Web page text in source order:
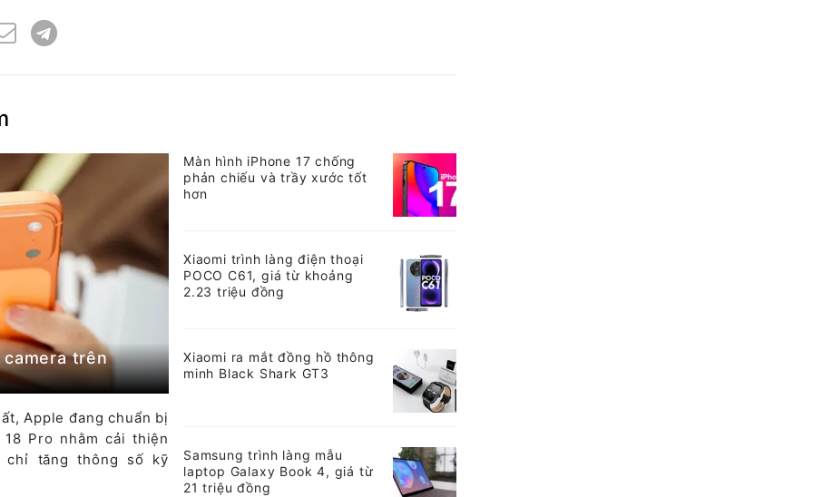
camera trên
Apple đang chuẩn bị
Pro nhằm cải thiện
chỉ tăng thông số kỹ
Màn hình iPhone 17 chống
phản chiếu và trầy xước tốt
hơn
Xiaomi trình làng điện thoại
POCO C61, giá từ khoảng
2.23 triệu đồng
Xiaomi ra mắt đồng hồ thông
minh Black Shark GT3
Samsung trình làng mẫu
laptop Galaxy Book 4, giá từ
21 triệu đồng